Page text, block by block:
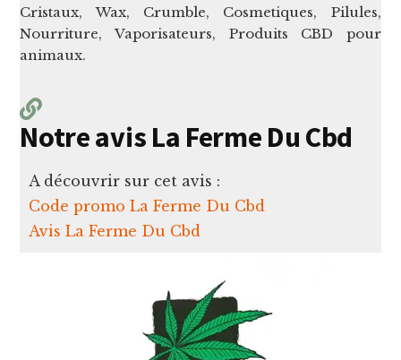
Cristaux, Wax, Crumble, Cosmetiques, Pilules,
Nourriture, Vaporisateurs, Produits CBD pour
animaux.
Notre avis La Ferme Du Cbd
A découvrir sur cet avis :
Code promo La Ferme Du Cbd
Avis La Ferme Du Cbd